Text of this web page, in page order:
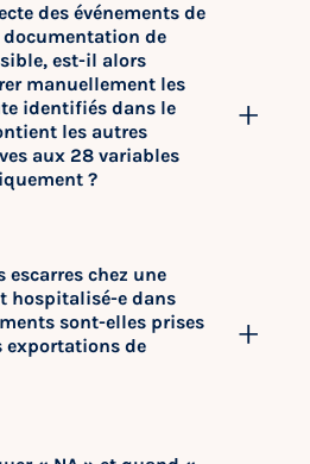
des événements de
de
est-il alors
manuellement les
identifiés dans le
les autres
aux 28 variables
?
chez une
hospitalisé-e dans
sont-elles prises
exportations de